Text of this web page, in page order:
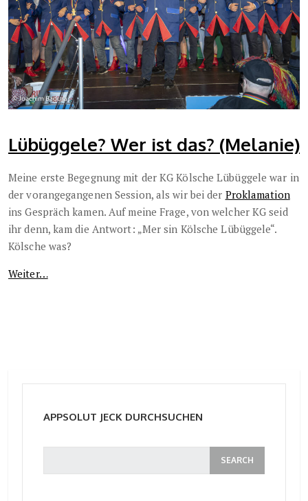
Lübüggele? Wer ist das? (Melanie)
Meine erste Begegnung mit der KG Kölsche Lübüggele war in
der vorangegangenen Session, als wir bei der Proklamation
ins Gespräch kamen. Auf meine Frage, von welcher KG seid
ihr denn, kam die Antwort: „Mer sin Kölsche Lübüggele“.
Kölsche was?
Weiter…
APPSOLUT JECK DURCHSUCHEN